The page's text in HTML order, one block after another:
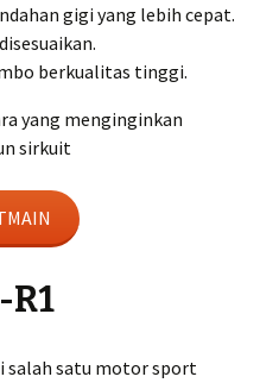
gigi yang lebih cepat.
berkualitas tinggi.
yang menginginkan
sirkuit
R1
salah satu motor sport